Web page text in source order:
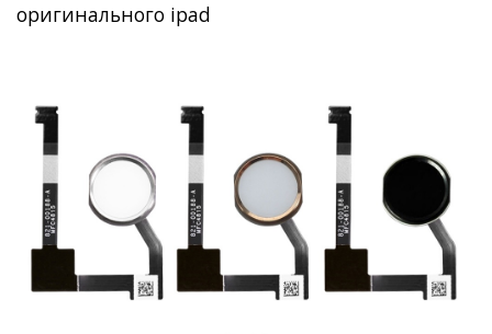
оригинального ipad